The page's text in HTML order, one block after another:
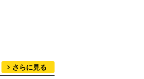
さらに見る